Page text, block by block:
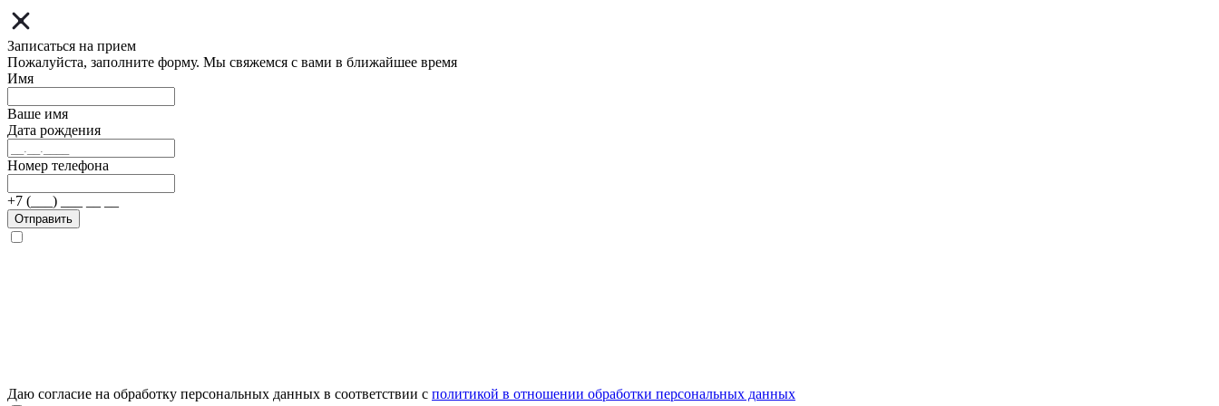
Записаться на прием
Пожалуйста, заполните форму. Мы свяжемся с вами в ближайшее время
Имя
Ваше имя
Дата рождения
Номер телефона
+7 (___) ___ __ __
Отправить
Даю согласие на обработку персональных данных в соответствии с политикой в отношении обработки персональных данных